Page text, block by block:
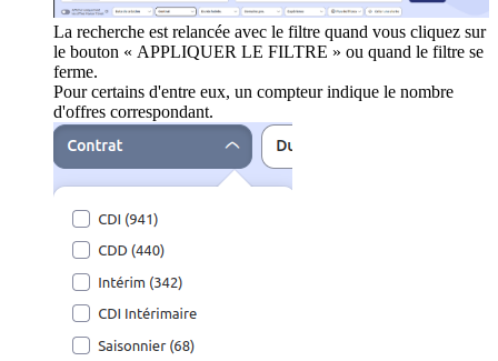
La recherche est relancée avec le filtre quand vous cliquez sur
le bouton « APPLIQUER LE FILTRE » ou quand le filtre se
ferme.
Pour certains d'entre eux, un compteur indique le nombre
d'offres correspondant.